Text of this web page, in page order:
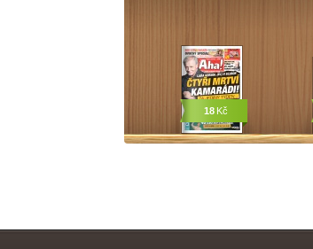
18 Kč